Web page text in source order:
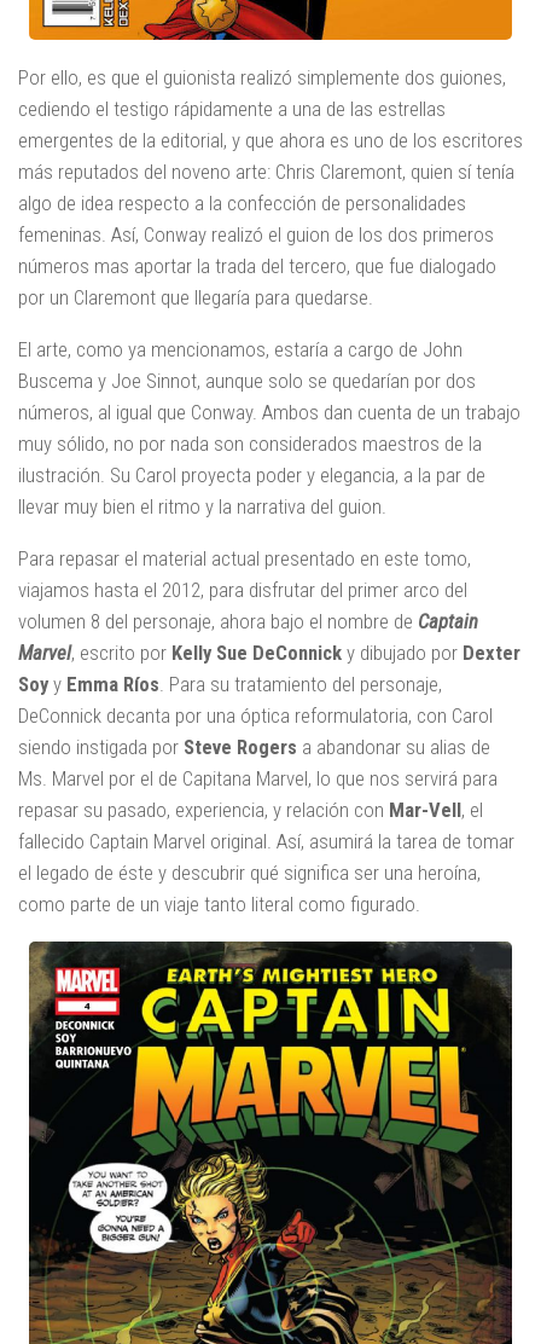
Por ello, es que el guionista realizó simplemente dos guiones,
cediendo el testigo rápidamente a una de las estrellas
emergentes de la editorial, y que ahora es uno de los escritores
más reputados del noveno arte: Chris Claremont, quien sí tenía
algo de idea respecto a la confección de personalidades
femeninas. Así, Conway realizó el guion de los dos primeros
números mas aportar la trada del tercero, que fue dialogado
por un Claremont que llegaría para quedarse.
El arte, como ya mencionamos, estaría a cargo de John
Buscema y Joe Sinnot, aunque solo se quedarían por dos
números, al igual que Conway. Ambos dan cuenta de un trabajo
muy sólido, no por nada son considerados maestros de la
ilustración. Su Carol proyecta poder y elegancia, a la par de
llevar muy bien el ritmo y la narrativa del guion.
Para repasar el material actual presentado en este tomo,
viajamos hasta el 2012, para disfrutar del primer arco del
volumen 8 del personaje, ahora bajo el nombre de Captain
Marvel, escrito por Kelly Sue DeConnick y dibujado por Dexter
Soy y Emma Ríos . Para su tratamiento del personaje,
DeConnick decanta por una óptica reformulatoria, con Carol
siendo instigada por Steve Rogers a abandonar su alias de
Ms. Marvel por el de Capitana Marvel, lo que nos servirá para
repasar su pasado, experiencia, y relación con Mar-Vell, el
fallecido Captain Marvel original. Así, asumirá la tarea de tomar
el legado de éste y descubrir qué significa ser una heroína,
como parte de un viaje tanto literal como figurado.